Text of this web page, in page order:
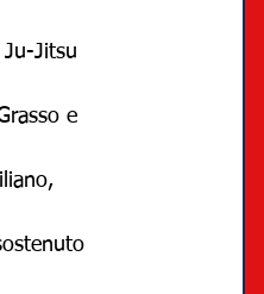
Jitsu
e